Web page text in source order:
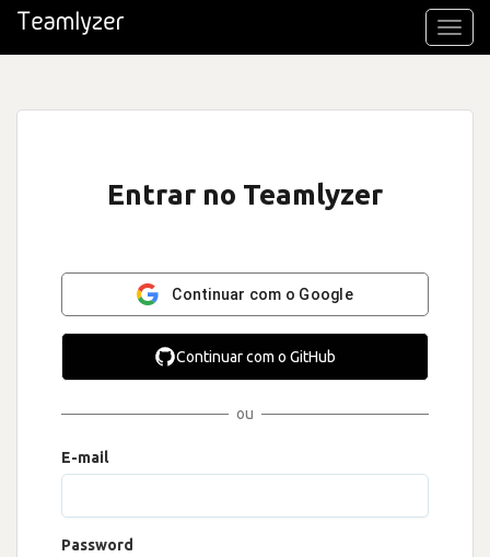
Entrar no Teamlyzer
Continuar com o Google
Continuar com o GitHub
ou
E-mail
Password